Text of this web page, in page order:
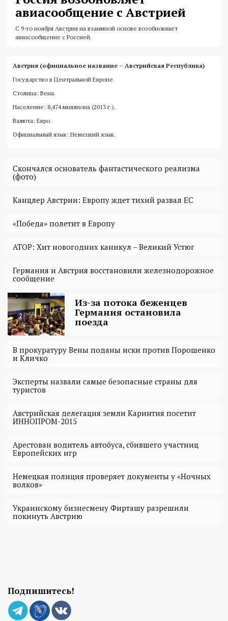
авиасообщение с Австрией
С 9-го ноября Австрия на взаимной основе возобновляет
авиасообщение с Россией.
Австрия (официальное название – Австрийская Республика)
Государство в Центральной Европе.
Столица: Вена.
Население: 8,474 миллиона (2013 г.).
Валюта: Евро.
Официальный язык: Немецкий язык.
Скончался основатель фантастического реализма
(фото)
Канцлер Австрии: Европу ждет тихий развал ЕС
«Победа» полетит в Европу
АТОР: Хит новогодних каникул – Великий Устюг
Германия и Австрия восстановили железнодорожное
сообщение
Из-за потока беженцев
Германия остановила
поезда
В прокуратуру Вены поданы иски против Порошенко
и Кличко
Эксперты назвали самые безопасные страны для
туристов
Австрийская делегация земли Каринтия посетит
ИННОПРОМ-2015
Арестован водитель автобуса, сбившего участниц
Европейских игр
Немецкая полиция проверяет документы у «Ночных
волков»
Украинскому бизнесмену Фирташу разрешили
покинуть Австрию
Подпишитесь!